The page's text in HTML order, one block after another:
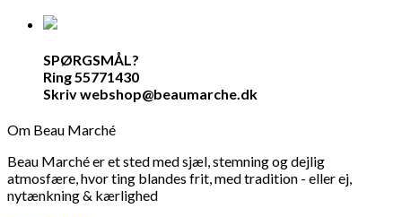
SPØRGSMÅL?
Ring 55771430
Skriv webshop@beaumarche.dk
Om Beau Marché
Beau Marché er et sted med sjæl, stemning og dejlig
atmosfære, hvor ting blandes frit, med tradition - eller ej,
nytænkning & kærlighed